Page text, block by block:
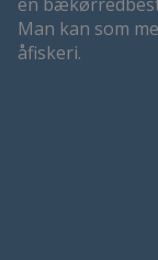
Man kan som
åfiskeri.